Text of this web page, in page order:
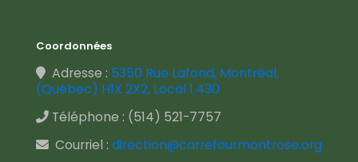
Coordonnées
Adresse : 5350 Rue Lafond, Montréal,
(Québec) H1X 2X2, Local 1.430
Téléphone : (514) 521-7757
Courriel : direction@carrefourmontrose.org